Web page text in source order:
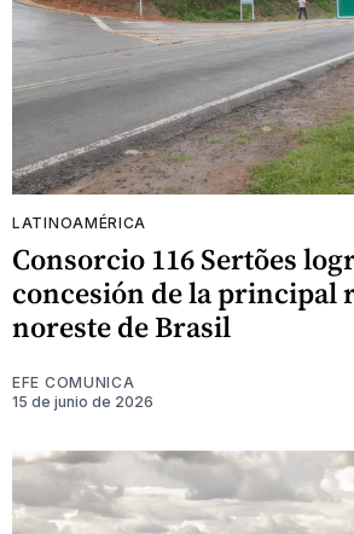
LATINOAMÉRICA
Consorcio 116 Sertões
concesión de la principal
noreste de Brasil
EFE COMUNICA
15 de junio de 2026